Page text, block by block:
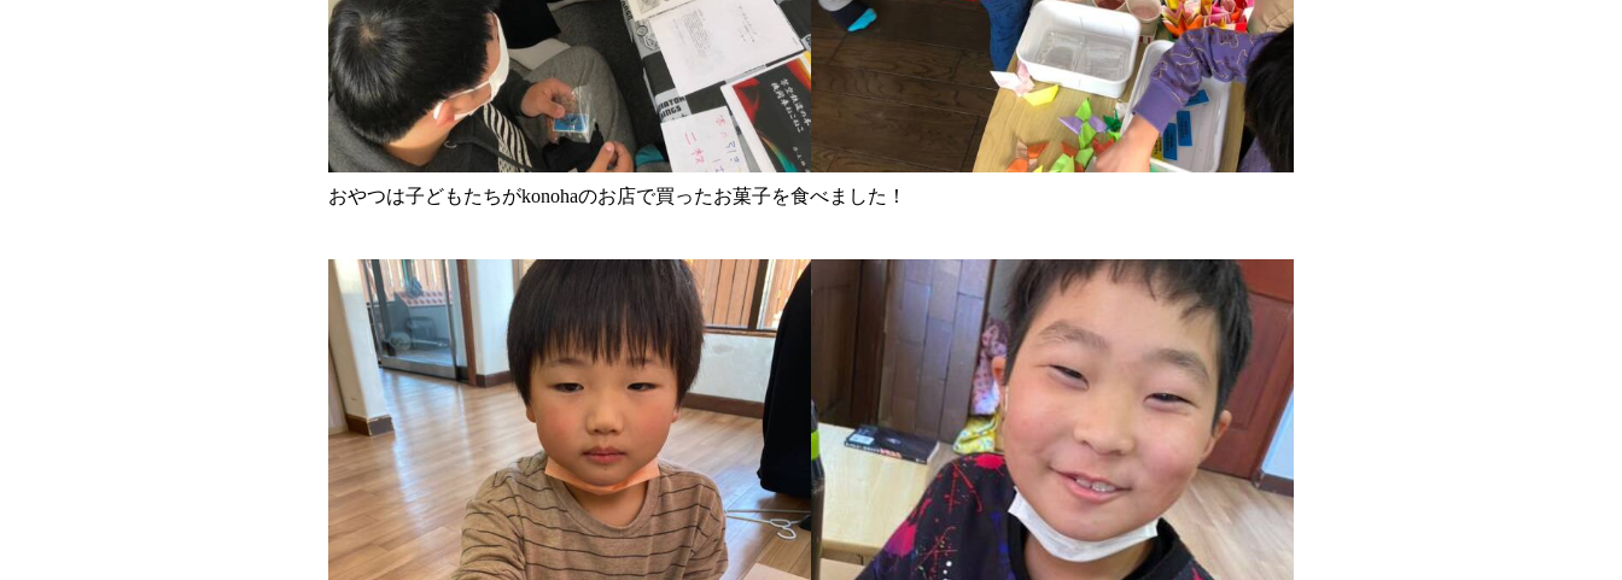
おやつは子どもたちがkonohaのお店で買ったお菓子を食べました！